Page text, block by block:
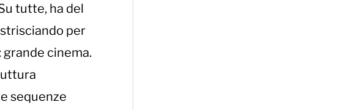
tutte, ha del
per
cinema.
sequenze